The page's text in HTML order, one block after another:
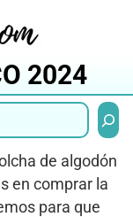
2024
de algodón
en comprar la
para que